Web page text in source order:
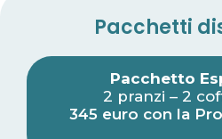
Pacchetti
Pacchetto
2 pranzi – 2
345 euro con la